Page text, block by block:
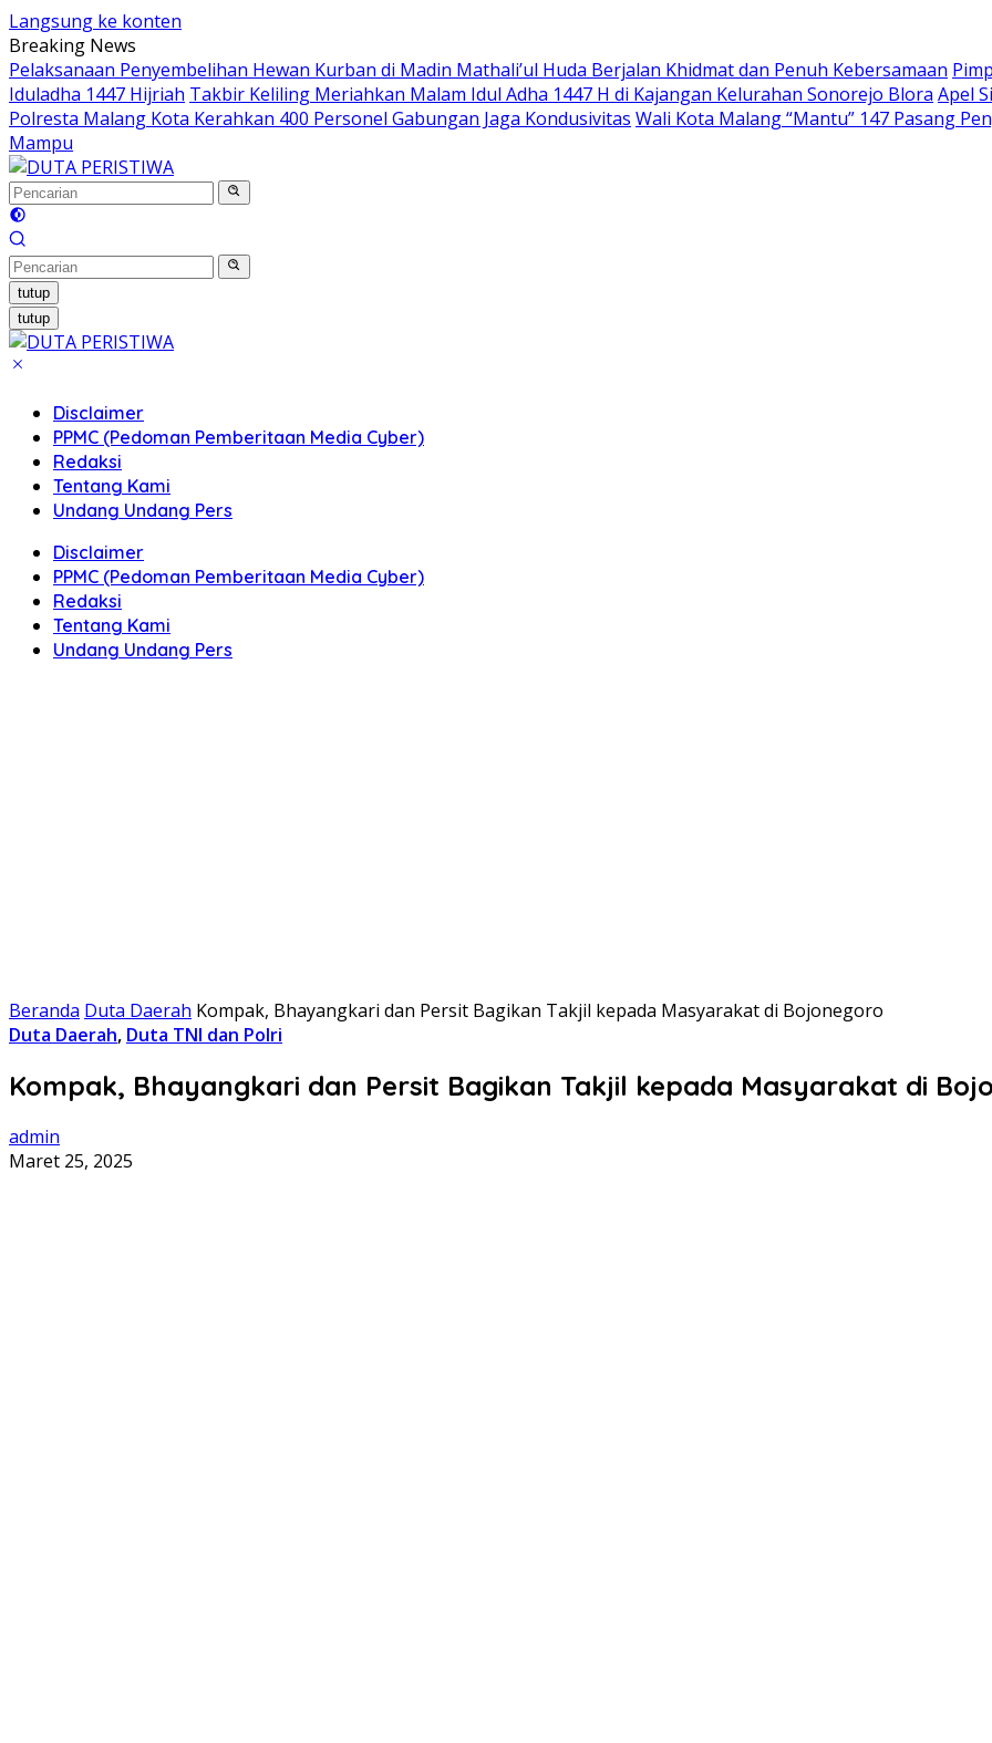
Langsung ke konten
Breaking News
Pelaksanaan Penyembelihan Hewan Kurban di Madin Mathali’ul Huda Berjalan Khidmat dan Penuh Kebersamaan
Iduladha 1447 Hijriah Takbir Keliling Meriahkan Malam Idul Adha 1447 H di Kajangan Kelurahan Sonorejo Blora Apel
Polresta Malang Kota Kerahkan 400 Personel Gabungan Jaga Kondusivitas Wali Kota Malang “Mantu” 147 Pasang
Mampu
tutup
tutup
Disclaimer
PPMC (Pedoman Pemberitaan Media Cyber)
Redaksi
Tentang Kami
Undang Undang Pers
Disclaimer
PPMC (Pedoman Pemberitaan Media Cyber)
Redaksi
Tentang Kami
Undang Undang Pers
Beranda Duta Daerah Kompak, Bhayangkari dan Persit Bagikan Takjil kepada Masyarakat di Bojonegoro
Duta Daerah, Duta TNI dan Polri
Kompak, Bhayangkari dan Persit Bagikan Takjil kepada Masyarakat di
admin
Maret 25, 2025